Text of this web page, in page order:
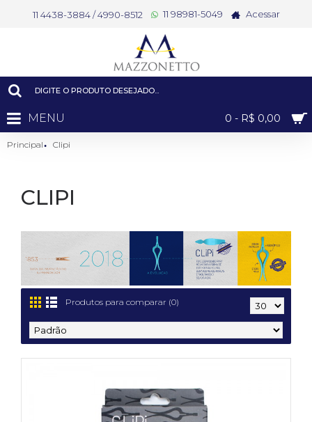
11 4438-3884 / 4990-8512 11 98981-5049 Acessar
0 - R$ 0,00
MENU
Principal Clipi
CLIPI
Produtos para comparar (0)